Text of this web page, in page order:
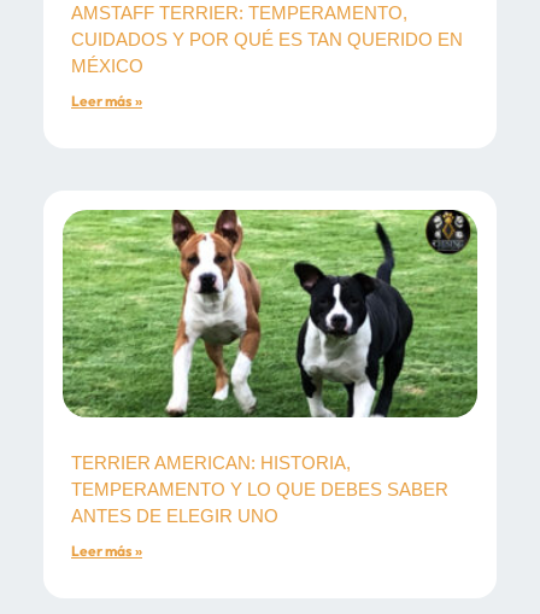
AMSTAFF TERRIER: TEMPERAMENTO,
CUIDADOS Y POR QUÉ ES TAN QUERIDO EN
MÉXICO
Leer más »
TERRIER AMERICAN: HISTORIA,
TEMPERAMENTO Y LO QUE DEBES SABER
ANTES DE ELEGIR UNO
Leer más »